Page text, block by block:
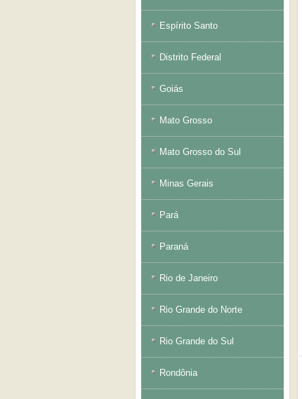
Espírito Santo
Distrito Federal
Goiás
Mato Grosso
Mato Grosso do Sul
Minas Gerais
Pará
Paraná
Rio de Janeiro
Rio Grande do Norte
Rio Grande do Sul
Rondônia